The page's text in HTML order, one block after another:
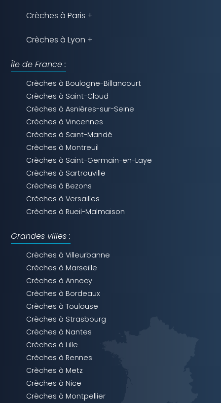
Crèches à Paris +
Crèches à Lyon +
Île de France :
Crèches à Boulogne-Billancourt
Crèches à Saint-Cloud
Crèches à Asnières-sur-Seine
Crèches à Vincennes
Crèches à Saint-Mandé
Crèches à Montreuil
Crèches à Saint-Germain-en-Laye
Crèches à Sartrouville
Crèches à Bezons
Crèches à Versailles
Crèches à Rueil-Malmaison
Grandes villes :
Crèches à Villeurbanne
Crèches à Marseille
Crèches à Annecy
Crèches à Bordeaux
Crèches à Toulouse
Crèches à Strasbourg
Crèches à Nantes
Crèches à Lille
Crèches à Rennes
Crèches à Metz
Crèches à Nice
Crèches à Montpellier